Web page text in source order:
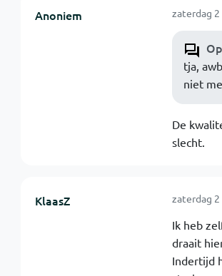
Anoniem zaterdag
tja,
niet
De
slecht.
KlaasZ zaterdag
Ik heb
draait
Indertijd